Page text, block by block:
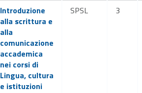
Link identifier #identifier__192420-10
Introduzione
alla scrittura e
alla
comunicazione
accademica
nei corsi di
Lingua, cultura
e istituzioni
SPSL 3